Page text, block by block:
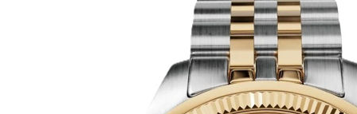
Barnaskór
Inniskór
Eldri skór á